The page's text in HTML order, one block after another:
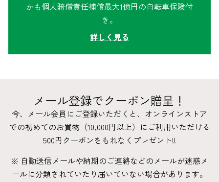
かも個人賠償責任補償最大1億円の自転車保険付
き。
詳しく見る
メール登録でクーポン贈呈！
今、メール会員にご登録いただくと、オンラインストア
での初めてのお買物（10,000円以上）にご利用いただける
500円クーポンをもれなくプレゼント!!
※ 自動送信メールや納期のご連絡などのメールが迷惑メ
ールに分類されていたり届いていない場合があります。